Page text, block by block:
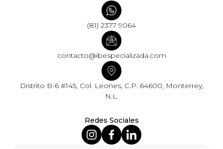
(81) 2377 9064
contacto@ibespecializada.com
Distrito B-6 #145, Col. Leones, C.P. 64600, Monterrey,
N.L.
Redes Sociales